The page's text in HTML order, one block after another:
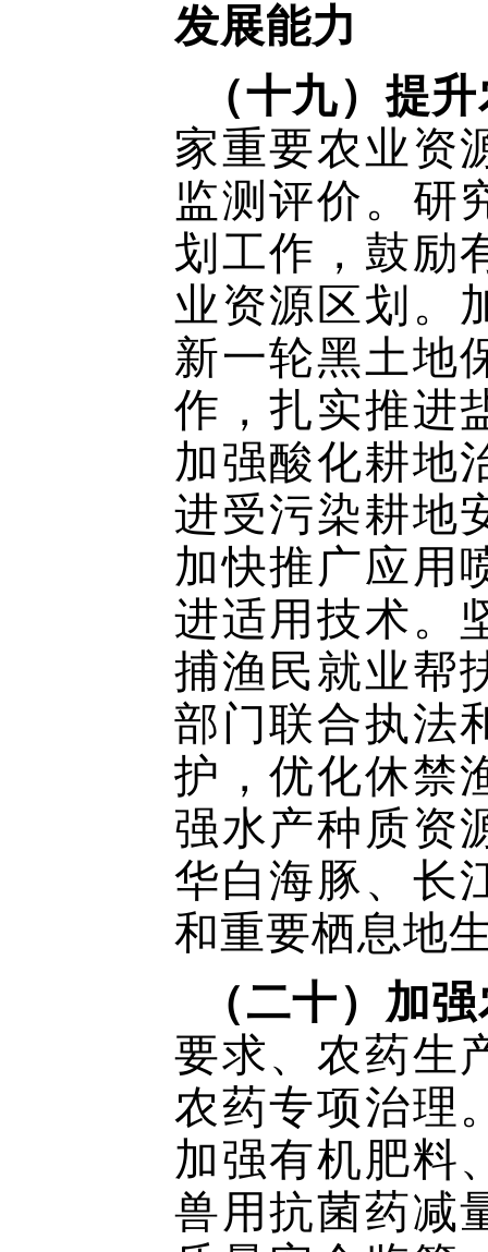
发展能力
（十九）提
家重要农业资
监测评价。研
划工作，鼓励
业资源区划。
新一轮黑土地
作，扎实推进
加强酸化耕地
进受污染耕地
加快推广应用
进适用技术。
捕渔民就业帮
部门联合执法
护，优化休禁
强水产种质资
华白海豚、长
和重要栖息地
（二十）加
要求、农药生
农药专项治理
加强有机肥料
兽用抗菌药减